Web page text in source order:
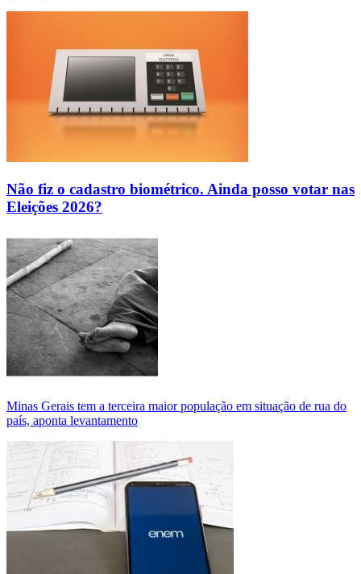
Não fiz o cadastro biométrico. Ainda posso votar nas
Eleições 2026?
Minas Gerais tem a terceira maior população em situação de rua do
país, aponta levantamento